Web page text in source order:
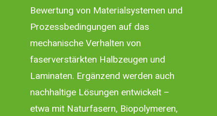
Bewertung von Materialsystemen und
Prozessbedingungen auf das
mechanische Verhalten von
faserverstärkten Halbzeugen und
Laminaten. Ergänzend werden auch
nachhaltige Lösungen entwickelt –
etwa mit Naturfasern, Biopolymeren,